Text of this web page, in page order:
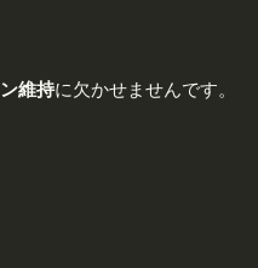
維持に欠かせませんです。